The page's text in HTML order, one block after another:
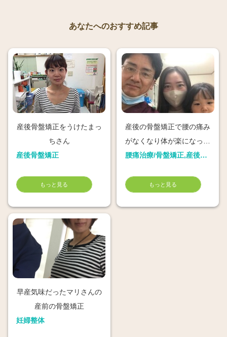
あなたへのおすすめ記事
産後骨盤矯正をうけたまっ
ちさん
産後骨盤矯正
もっと見る
産後の骨盤矯正で腰の痛み
がなくなり体が楽になった
尾道市のママ
腰痛治療/骨盤矯正,産後骨盤矯正
もっと見る
早産気味だったマリさんの
産前の骨盤矯正
妊婦整体